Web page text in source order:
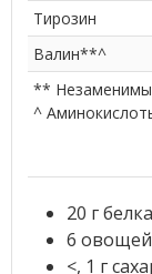
Тирозин
Валин**^
**
^
20 г белка
6 овощей
<, 1 г